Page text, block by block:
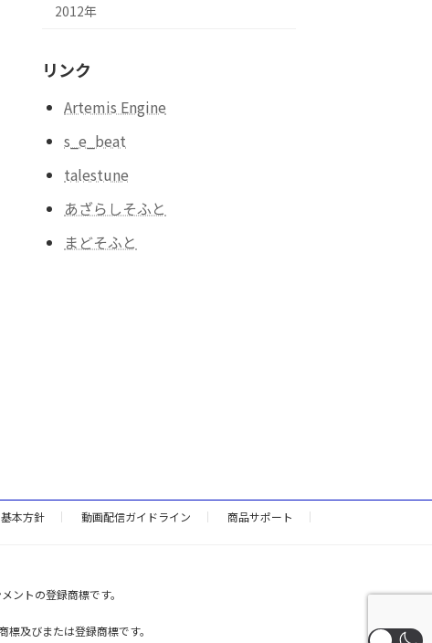
2012年
リンク
Artemis Engine
s_e_beat
talestune
あざらしそふと
まどそふと
本方針 動画配信ガイドライン 商品サポート
ントの登録商標です。
及びまたは登録商標です。